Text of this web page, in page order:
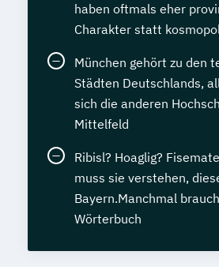
haben oftmals eher
Charakter statt
München gehört zu den
Städten Deutschlands,
sich die anderen
Mittelfeld
Ribisl? Hoaglig?
muss sie verstehen,
Bayern.Manchmal
Wörterbuch